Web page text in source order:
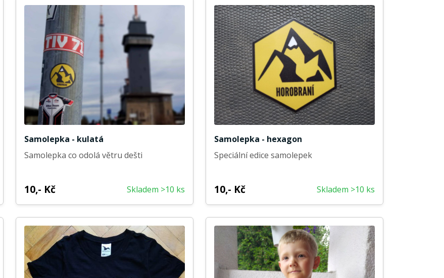
Samolepka - kulatá
Samolepka co odolá větru dešti
10,- Kč Skladem >10 ks
Samolepka - hexagon
Speciální edice samolepek
10,- Kč Skladem >10 ks